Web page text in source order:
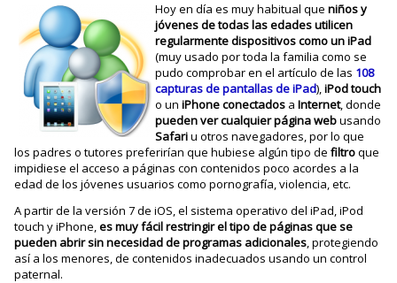
Hoy en día es muy habitual que niños y
jóvenes de todas las edades utilicen
regularmente dispositivos como un iPad
(muy usado por toda la familia como se
pudo comprobar en el artículo de las 108
capturas de pantallas de iPad),iPodtouch
o un iPhoneconectadosa Internet, donde
pueden ver cualquier páginawebusando
Safariu otros navegadores, por lo que
los padres o tutores preferirían que hubiese algún tipo defiltroque
impidiese el acceso a páginas con contenidos poco acordes a la
edad de los jóvenes usuarios como pornografía, violencia, etc.
A partir de la versión 7 de iOS, el sistema operativo del iPad, iPod
touch y iPhone,es muy fácilrestringir el tipo de páginas que se
pueden abrir sin necesidad de programas adicionales, protegiendo
así a los menores, de contenidos inadecuados usando un control
paternal.